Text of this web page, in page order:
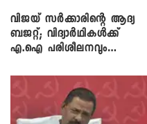
വിജയ് സർക്കാരിന്റെ ആദ്യ
ബജറ്റ്; വിദ്യാർഥികൾക്ക്
എ.ഐ പരിശീലനവും